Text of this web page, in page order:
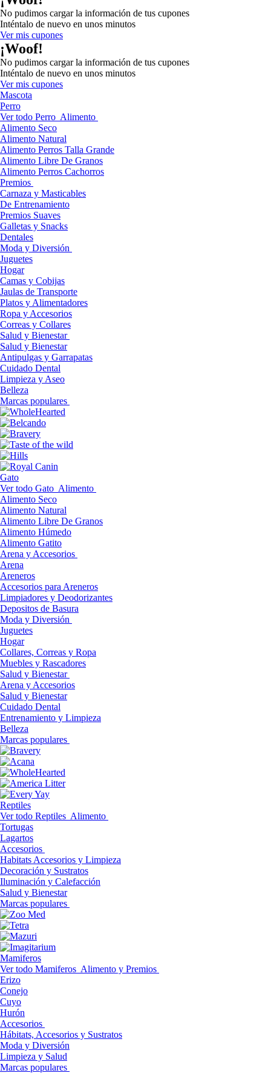
No pudimos cargar la información de tus cupones
Inténtalo de nuevo en unos minutos
Ver mis cupones
¡Woof!
No pudimos cargar la información de tus cupones
Inténtalo de nuevo en unos minutos
Ver mis cupones
Mascota
Perro
Ver todo Perro Alimento
Alimento Seco
Alimento Natural
Alimento Perros Talla Grande
Alimento Libre De Granos
Alimento Perros Cachorros
Premios
Carnaza y Masticables
De Entrenamiento
Premios Suaves
Galletas y Snacks
Dentales
Moda y Diversión
Juguetes
Hogar
Camas y Cobijas
Jaulas de Transporte
Platos y Alimentadores
Ropa y Accesorios
Correas y Collares
Salud y Bienestar
Salud y Bienestar
Antipulgas y Garrapatas
Cuidado Dental
Limpieza y Aseo
Belleza
Marcas populares
Gato
Ver todo Gato Alimento
Alimento Seco
Alimento Natural
Alimento Libre De Granos
Alimento Húmedo
Alimento Gatito
Arena y Accesorios
Arena
Areneros
Accesorios para Areneros
Limpiadores y Deodorizantes
Depositos de Basura
Moda y Diversión
Juguetes
Hogar
Collares, Correas y Ropa
Muebles y Rascadores
Salud y Bienestar
Arena y Accesorios
Salud y Bienestar
Cuidado Dental
Entrenamiento y Limpieza
Belleza
Marcas populares
Reptiles
Ver todo Reptiles Alimento
Tortugas
Lagartos
Accesorios
Habitats Accesorios y Limpieza
Decoración y Sustratos
Iluminación y Calefacción
Salud y Bienestar
Marcas populares
Mamiferos
Ver todo Mamiferos Alimento y Premios
Erizo
Conejo
Cuyo
Hurón
Accesorios
Hábitats, Accesorios y Sustratos
Moda y Diversión
Limpieza y Salud
Marcas populares